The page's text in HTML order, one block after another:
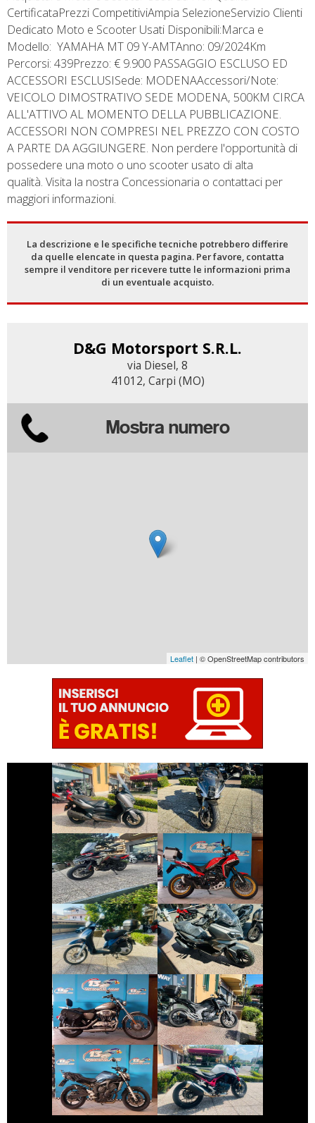
CertificataPrezzi CompetitiviAmpia SelezioneServizio Clienti
Dedicato Moto e Scooter Usati Disponibili:Marca e
Modello: YAMAHA MT 09 Y-AMTAnno: 09/2024Km
Percorsi: 439Prezzo: € 9.900 PASSAGGIO ESCLUSO ED
ACCESSORI ESCLUSISede: MODENAAccessori/Note:
VEICOLO DIMOSTRATIVO SEDE MODENA, 500KM CIRCA
ALL'ATTIVO AL MOMENTO DELLA PUBBLICAZIONE.
ACCESSORI NON COMPRESI NEL PREZZO CON COSTO
A PARTE DA AGGIUNGERE. Non perdere l'opportunità di
possedere una moto o uno scooter usato di alta
qualità. Visita la nostra Concessionaria o contattaci per
maggiori informazioni.
La descrizione e le specifiche tecniche potrebbero differire
da quelle elencate in questa pagina. Per favore, contatta
sempre il venditore per ricevere tutte le informazioni prima
di un eventuale acquisto.
D&G Motorsport S.R.L.
via Diesel, 8
41012, Carpi (MO)
Mostra numero
Leaflet | © OpenStreetMap contributors
YAMAHA XMAX
€ 3.290 €
BENELLI
TORNADO
€ 6.190 €
BENELLI TRK
€ 7.490 €
MOTO-MORINI X-
CAPE
€ 5.490 €
PIAGGIO LIBERTY
€ 1.650 €
SYM ADX-300
€ 4.690 €
HARLEY-
DAVIDSON
SPORTSTER
€ 7.990 €
HONDA NC-X
€ 6.490 €
YAMAHA FZ6
€ 3.290 €
HONDA HORNET
€ 5.990 €